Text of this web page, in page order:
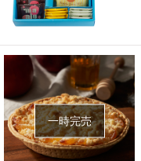
一時完売